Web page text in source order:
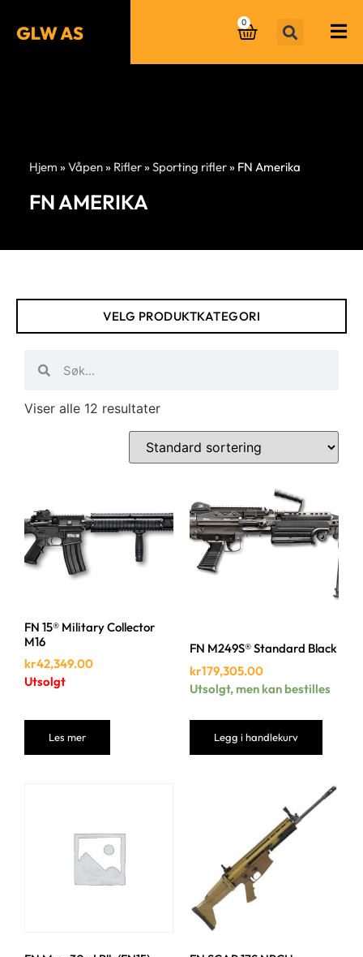
0
Hjem »Våpen» Rifler»Sporting rifler» FN Amerika
FN AMERIKA
VELG PRODUKTKATEGORI
Viser alle 12 resultater
FN 15® Military Collector
M16
kr42,349.00
Utsolgt
Les mer
FN M249S® Standard Black
kr179,305.00
Utsolgt, men kan bestilles
Legg i handlekurv